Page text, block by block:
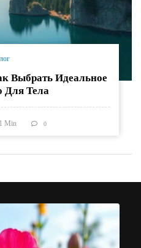
Выбрать Идеальное
Для Тела
1Min 0